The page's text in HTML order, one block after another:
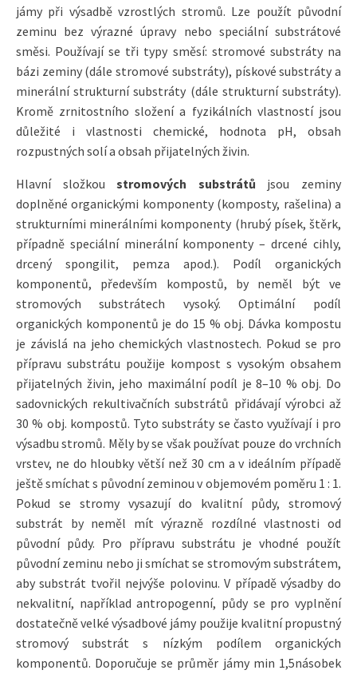
jámy při výsadbě vzrostlých stromů. Lze použít původní
zeminu bez výrazné úpravy nebo speciální substrátové
směsi. Používají se tři typy směsí: stromové substráty na
bázi zeminy (dále stromové substráty), pískové substráty a
minerální strukturní substráty (dále strukturní substráty).
Kromě zrnitostního složení a fyzikálních vlastností jsou
důležité i vlastnosti chemické, hodnota pH, obsah
rozpustných solí a obsah přijatelných živin.
Hlavní složkoustromových substrátů jsou zeminy
doplněné organickými komponenty (komposty, rašelina) a
strukturními minerálními komponenty (hrubý písek, štěrk,
případně speciální minerální komponenty – drcené cihly,
drcený spongilit, pemza apod.). Podíl organických
komponentů, především kompostů, by neměl být ve
stromových substrátech vysoký. Optimální podíl
organických komponentů je do 15 % obj. Dávka kompostu
je závislá na jeho chemických vlastnostech. Pokud se pro
přípravu substrátu použije kompost s vysokým obsahem
přijatelných živin, jeho maximální podíl je 8–10 % obj. Do
sadovnických rekultivačních substrátů přidávají výrobci až
30 % obj. kompostů. Tyto substráty se často využívají i pro
výsadbu stromů. Měly by se však používat pouze do vrchních
vrstev, ne do hloubky větší než 30 cm a v ideálním případě
ještě smíchat s původní zeminou v objemovém poměru 1 : 1.
Pokud se stromy vysazují do kvalitní půdy, stromový
substrát by neměl mít výrazně rozdílné vlastnosti od
původní půdy. Pro přípravu substrátu je vhodné použít
původní zeminu nebo ji smíchat se stromovým substrátem,
aby substrát tvořil nejvýše polovinu. V případě výsadby do
nekvalitní, například antropogenní, půdy se pro vyplnění
dostatečně velké výsadbové jámy použije kvalitní propustný
stromový substrát s nízkým podílem organických
komponentů. Doporučuje se průměr jámy min 1,5násobek